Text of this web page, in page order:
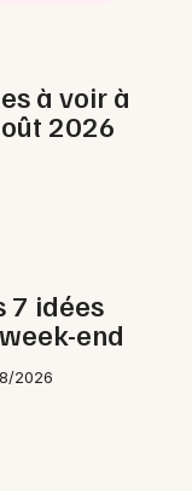
Loire
à voir à
2026
7 idées
end
2026